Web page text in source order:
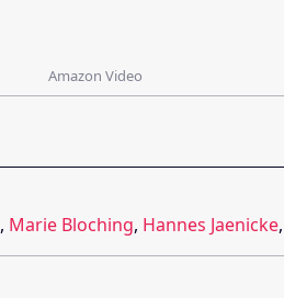
Amazon Video
, Marie Bloching, Hannes Jaenicke